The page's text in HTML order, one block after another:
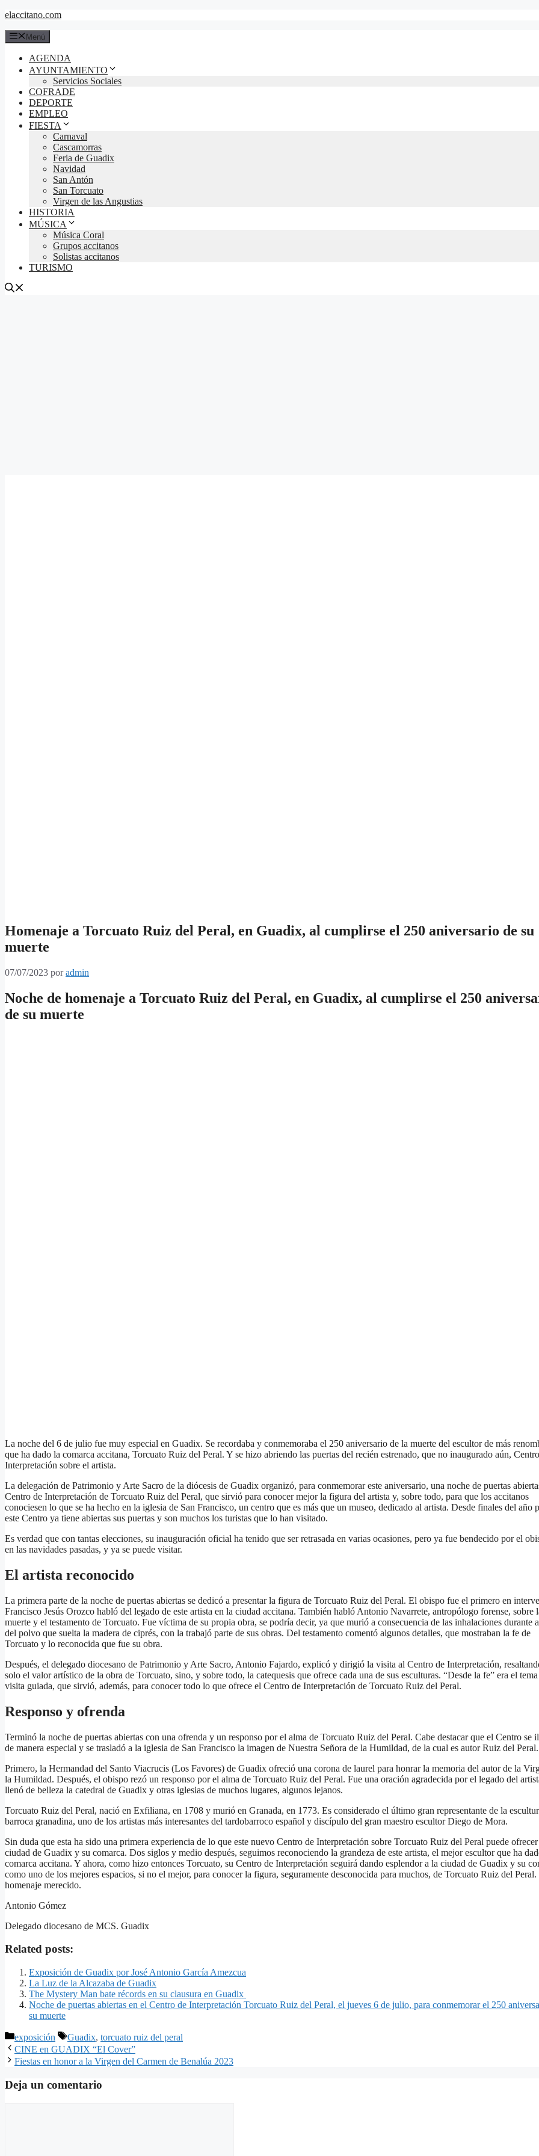
Saltar
contenido
elaccitano.com
Menú
AGENDA
AYUNTAMIENTO
Servicios Sociales
COFRADE
DEPORTE
EMPLEO
FIESTA
Carnaval
Cascamorras
Feria de Guadix
Navidad
San Antón
San Torcuato
Virgen de las Angustias
HISTORIA
MÚSICA
Música Coral
Grupos accitanos
Solistas accitanos
TURISMO
Homenaje a Torcuato Ruiz del Peral, en Guadix, al cumplirse el 250 aniversario de su
muerte
07/07/2023 poradmin
Noche de homenaje a Torcuato Ruiz del Peral, en Guadix, al cumplirse el 250
de su muerte
La noche del 6 de julio fue muy especial en Guadix. Se recordaba y conmemoraba el 250 aniversario de la muerte del escultor de más
que ha dado la comarca accitana, Torcuato Ruiz del Peral. Y se hizo abriendo las puertas del recién estrenado, que no inaugurado aún,
Interpretación sobre el artista.
La delegación de Patrimonio y Arte Sacro de la diócesis de Guadix organizó, para conmemorar este aniversario, una noche de puertas
Centro de Interpretación de Torcuato Ruiz del Peral, que sirvió para conocer mejor la figura del artista y, sobre todo, para que los accitanos
conociesen lo que se ha hecho en la iglesia de San Francisco, un centro que es más que un museo, dedicado al artista. Desde finales del año
este Centro ya tiene abiertas sus puertas y son muchos los turistas que lo han visitado.
Es verdad que con tantas elecciones, su inauguración oficial ha tenido que ser retrasada en varias ocasiones, pero ya fue bendecido por el
en las navidades pasadas, y ya se puede visitar.
El artista reconocido
La primera parte de la noche de puertas abiertas se dedicó a presentar la figura de Torcuato Ruiz del Peral. El obispo fue el primero en
Francisco Jesús Orozco habló del legado de este artista en la ciudad accitana. También habló Antonio Navarrete, antropólogo forense, sobre
muerte y el testamento de Torcuato. Fue víctima de su propia obra, se podría decir, ya que murió a consecuencia de las inhalaciones durante
del polvo que suelta la madera de ciprés, con la trabajó parte de sus obras. Del testamento comentó algunos detalles, que mostraban la fe de
Torcuato y lo reconocida que fue su obra.
Después, el delegado diocesano de Patrimonio y Arte Sacro, Antonio Fajardo, explicó y dirigió la visita al Centro de Interpretación,
solo el valor artístico de la obra de Torcuato, sino, y sobre todo, la catequesis que ofrece cada una de sus esculturas. “Desde la fe” era el
visita guiada, que sirvió, además, para conocer todo lo que ofrece el Centro de Interpretación de Torcuato Ruiz del Peral.
Responso y ofrenda
Terminó la noche de puertas abiertas con una ofrenda y un responso por el alma de Torcuato Ruiz del Peral. Cabe destacar que el Centro se
de manera especial y se trasladó a la iglesia de San Francisco la imagen de Nuestra Señora de la Humildad, de la cual es autor Ruiz del Peral.
Primero, la Hermandad del Santo Viacrucis (Los Favores) de Guadix ofreció una corona de laurel para honrar la memoria del autor de la
la Humildad. Después, el obispo rezó un responso por el alma de Torcuato Ruiz del Peral. Fue una oración agradecida por el legado del
llenó de belleza la catedral de Guadix y otras iglesias de muchos lugares, algunos lejanos.
Torcuato Ruiz del Peral, nació en Exfiliana, en 1708 y murió en Granada, en 1773. Es considerado el último gran representante de la
barroca granadina, uno de los artistas más interesantes del tardobarroco español y discípulo del gran maestro escultor Diego de Mora.
Sin duda que esta ha sido una primera experiencia de lo que este nuevo Centro de Interpretación sobre Torcuato Ruiz del Peral puede
ciudad de Guadix y su comarca. Dos siglos y medio después, seguimos reconociendo la grandeza de este artista, el mejor escultor que ha
comarca accitana. Y ahora, como hizo entonces Torcuato, su Centro de Interpretación seguirá dando esplendor a la ciudad de Guadix y su
como uno de los mejores espacios, si no el mejor, para conocer la figura, seguramente desconocida para muchos, de Torcuato Ruiz del
homenaje merecido.
Antonio Gómez
Delegado diocesano de MCS. Guadix
Related posts:
Exposición de Guadix por José Antonio García Amezcua
La Luz de la Alcazaba de Guadix
The Mystery Man bate récords en su clausura en Guadix
Noche de puertas abiertas en el Centro de Interpretación Torcuato Ruiz del Peral, el jueves 6 de julio, para conmemorar el 250
su muerte
Categorías
exposición Etiquetas
Guadix, torcuato ruiz del peral
CINE en GUADIX “El Cover”
Fiestas en honor a la Virgen del Carmen de Benalúa 2023
Deja un comentario